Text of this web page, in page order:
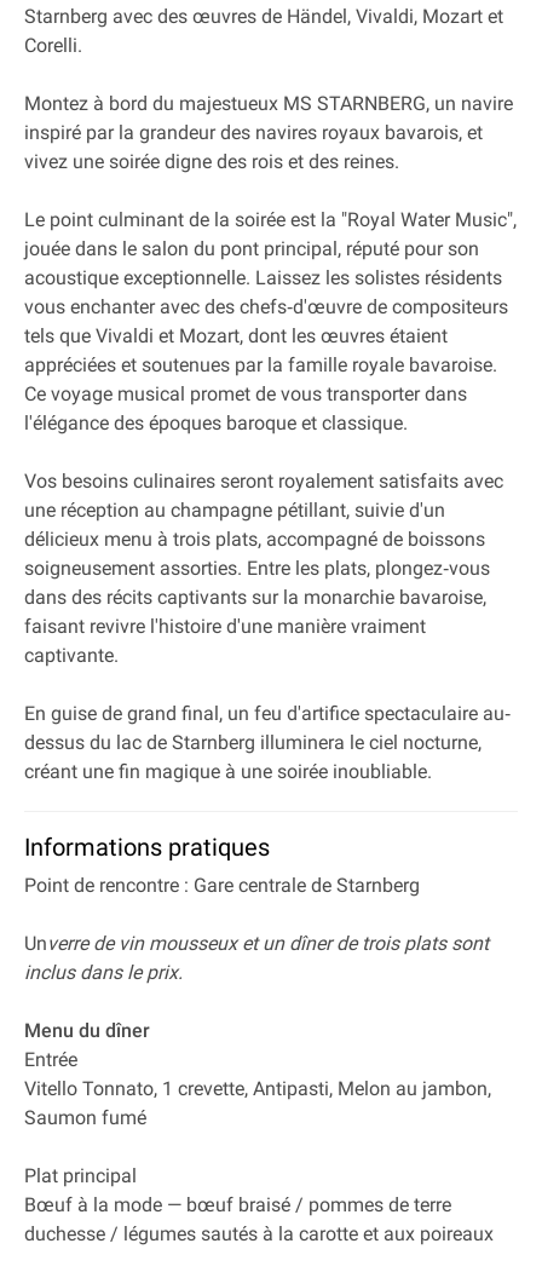
Starnberg avec des œuvres de Händel, Vivaldi, Mozart et
Corelli.
Montez à bord du majestueux MS STARNBERG, un navire
inspiré par la grandeur des navires royaux bavarois, et
vivez une soirée digne des rois et des reines.
Le point culminant de la soirée est la "Royal Water Music",
jouée dans le salon du pont principal, réputé pour son
acoustique exceptionnelle. Laissez les solistes résidents
vous enchanter avec des chefs‐d'œuvre de compositeurs
tels que Vivaldi et Mozart, dont les œuvres étaient
appréciées et soutenues par la famille royale bavaroise.
Ce voyage musical promet de vous transporter dans
l'élégance des époques baroque et classique.
Vos besoins culinaires seront royalement satisfaits avec
une réception au champagne pétillant, suivie d'un
délicieux menu à trois plats, accompagné de boissons
soigneusement assorties. Entre les plats, plongez‐vous
dans des récits captivants sur la monarchie bavaroise,
faisant revivre l'histoire d'une manière vraiment
captivante.
En guise de grand final, un feu d'artifice spectaculaire au‐
dessus du lac de Starnberg illuminera le ciel nocturne,
créant une fin magique à une soirée inoubliable.
Informations pratiques
Point de rencontre : Gare centrale de Starnberg
Unverre de vin mousseux et un dîner de trois plats sont
inclus dans le prix.
Menu du dîner
Entrée
Vitello Tonnato, 1 crevette, Antipasti, Melon au jambon,
Saumon fumé
Plat principal
Bœuf à la mode — bœuf braisé / pommes de terre
duchesse / légumes sautés à la carotte et aux poireaux